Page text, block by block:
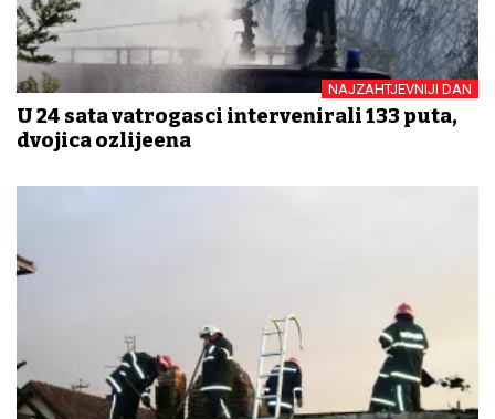
NAJZAHTJEVNIJI DAN
U 24 sata vatrogasci intervenirali 133 puta,
dvojica ozlijeđena